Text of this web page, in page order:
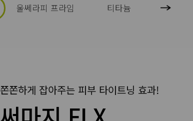
울쎄라피 프라임 티타늄
쫀쫀하게 잡아주는 피부 타이트닝 효과!